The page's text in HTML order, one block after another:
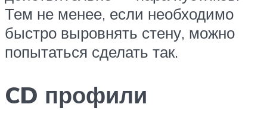
Тем не менее, если необходимо
быстро выровнять стену, можно
попытаться сделать так.
CD профили